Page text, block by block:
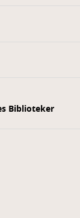
Biblioteker